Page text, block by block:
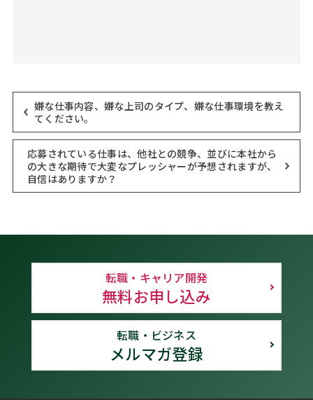
嫌な仕事内容、嫌な上司のタイプ、嫌な仕事環境を教え
てください。
応募されている仕事は、他社との競争、並びに本社から
の大きな期待で大変なプレッシャーが予想されますが、
自信はありますか？
転職・キャリア開発
無料お申し込み
転職・ビジネス
メルマガ登録